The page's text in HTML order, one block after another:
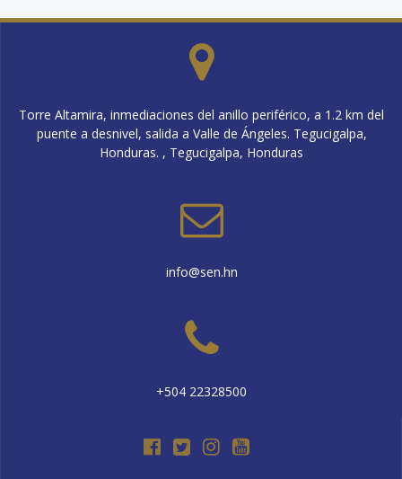
Torre Altamira, inmediaciones del anillo periférico, a 1.2 km del
puente a desnivel, salida a Valle de Ángeles. Tegucigalpa,
Honduras. , Tegucigalpa, Honduras
info@sen.hn
+504 22328500